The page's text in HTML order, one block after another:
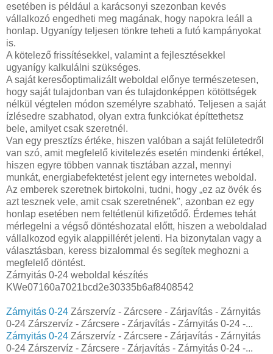
esetében is például a karácsonyi szezonban kevés
vállalkozó engedheti meg magának, hogy napokra leáll a
honlap. Ugyanígy teljesen tönkre teheti a futó kampányokat
is.
A kötelező frissítésekkel, valamint a fejlesztésekkel
ugyanígy kalkulálni szükséges.
A saját keresőoptimalizált weboldal előnye természetesen,
hogy saját tulajdonban van és tulajdonképpen kötöttségek
nélkül végtelen módon személyre szabható. Teljesen a saját
ízlésedre szabhatod, olyan extra funkciókat építtethetsz
bele, amilyet csak szeretnél.
Van egy presztízs értéke, hiszen valóban a saját felületedről
van szó, amit megfelelő kivitelezés esetén mindenki értékel,
hiszen egyre többen vannak tisztában azzal, mennyi
munkát, energiabefektetést jelent egy internetes weboldal.
Az emberek szeretnek birtokolni, tudni, hogy „ez az övék és
azt tesznek vele, amit csak szeretnének", azonban ez egy
honlap esetében nem feltétlenül kifizetődő. Érdemes tehát
mérlegelni a végső döntéshozatal előtt, hiszen a weboldalad
vállalkozod egyik alappillérét jelenti. Ha bizonytalan vagy a
választásban, keress bizalommal és segítek meghozni a
megfelelő döntést.
Zárnyitás 0-24 weboldal készítés
KWe07160a7021bcd2e30335b6af8408542
Zárnyitás 0-24 Zárszervíz - Zárcsere - Zárjavítás - Zárnyitás
0-24 Zárszervíz - Zárcsere - Zárjavítás - Zárnyitás 0-24 -...
Zárnyitás 0-24 Zárszervíz - Zárcsere - Zárjavítás - Zárnyitás
0-24 Zárszervíz - Zárcsere - Zárjavítás - Zárnyitás 0-24 -...